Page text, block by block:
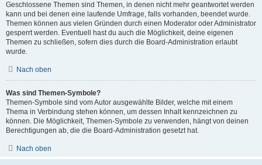
Geschlossene Themen sind Themen, in denen nicht mehr geantwortet werden
kann und bei denen eine laufende Umfrage, falls vorhanden, beendet wurde.
Themen können aus vielen Gründen durch einen Moderator oder Administrator
gesperrt werden. Eventuell hast du auch die Möglichkeit, deine eigenen
Themen zu schließen, sofern dies durch die Board-Administration erlaubt
wurde.
Nach oben
Was sind Themen-Symbole?
Themen-Symbole sind vom Autor ausgewählte Bilder, welche mit einem
Thema in Verbindung stehen können, um dessen Inhalt kennzeichnen zu
können. Die Möglichkeit, Themen-Symbole zu verwenden, hängt von deinen
Berechtigungen ab, die die Board-Administration gesetzt hat.
Nach oben